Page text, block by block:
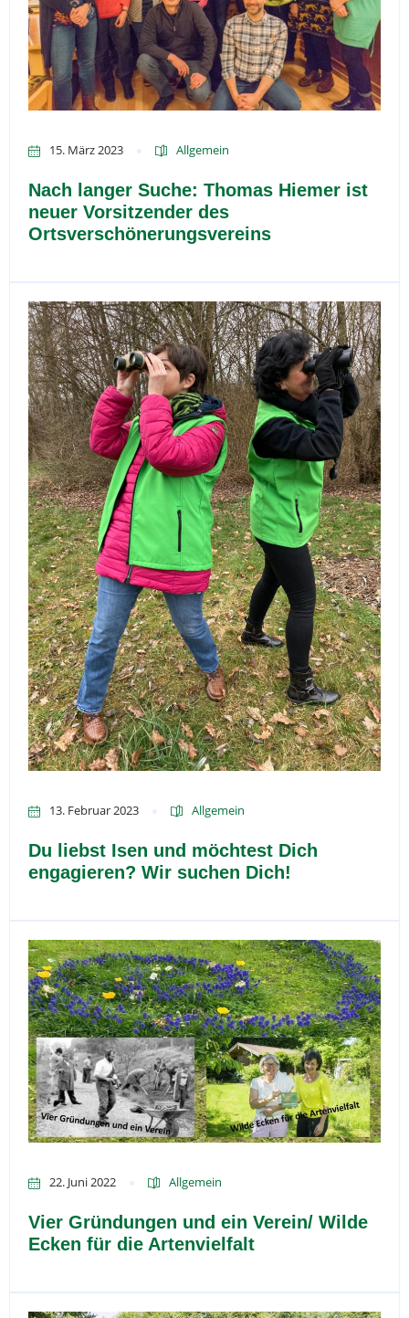
15. März 2023 Allgemein
Nach langer Suche: Thomas Hiemer ist
neuer Vorsitzender des
Ortsverschönerungsvereins
13. Februar 2023 Allgemein
Du liebst Isen und möchtest Dich
engagieren? Wir suchen Dich!
22. Juni 2022 Allgemein
Vier Gründungen und ein Verein/ Wilde
Ecken für die Artenvielfalt